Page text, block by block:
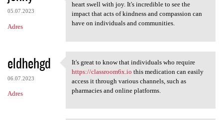
05.07.2023
Adres
heart swell with joy. It's incredible to see the
impact that acts of kindness and compassion can
have on individuals and communities.
eldhehgd
06.07.2023
Adres
It's great to know that
It's great to know that individuals who require
https://classroom6x.io this medication can easily
access it through various channels, such as
pharmacies and online platforms.